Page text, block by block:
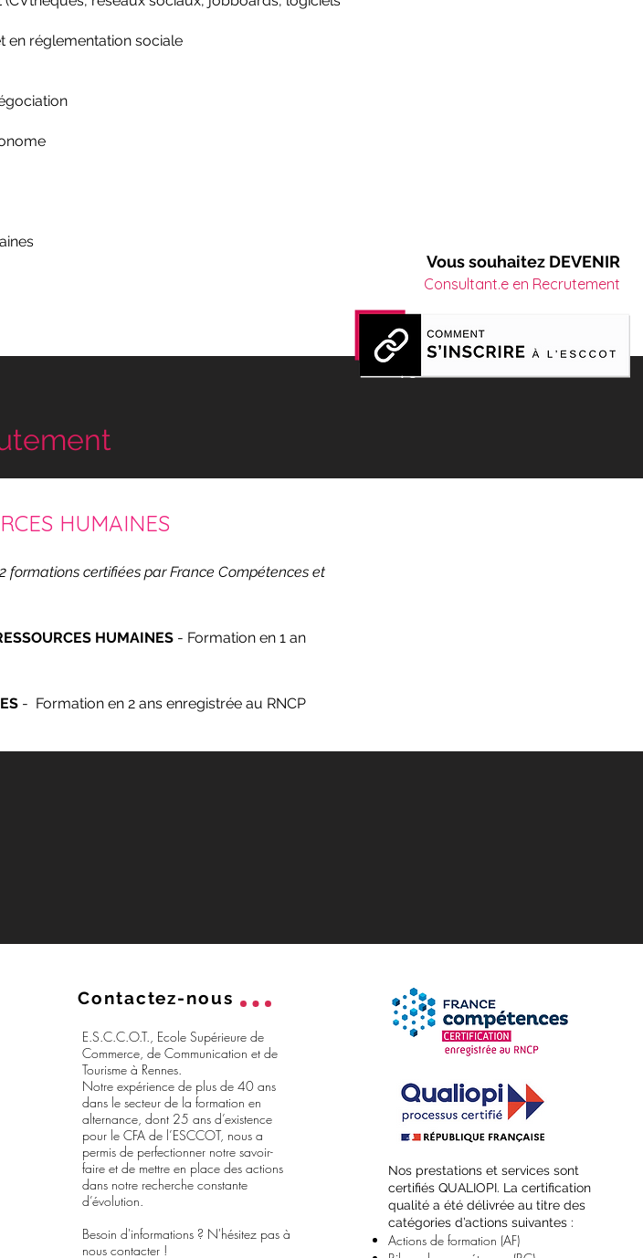
Vous souhaitez DEVENIR
Consultant.e en Recrutement
en réglementation sociale
HUMAINES
formations certifiées par France Compétences et
HUMAINES - Formation en 1 an
-  Formation en 2 ans enregistrée au RNCP
Contactez-nous
E.S.C.C.O.T., Ecole Supérieure de
Commerce, de Communication et de
Tourisme à Rennes.
Notre expérience de plus de 40 ans
dans le secteur de la formation en
alternance, dont 25 ans d’existence
pour le CFA de l’ESCCOT, nous a
permis de perfectionner notre savoir-
faire et de mettre en place des actions
dans notre recherche constante
d’évolution.
Besoin d'informations ? N'hésitez pas à
nous contacter !
​Nos prestations et services sont
certifiés QUALIOPI. La certification
qualité a été délivrée au titre des
catégories d’actions suivantes :
Actions de formation (AF)